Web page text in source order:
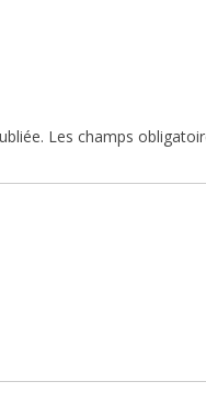
Les champs